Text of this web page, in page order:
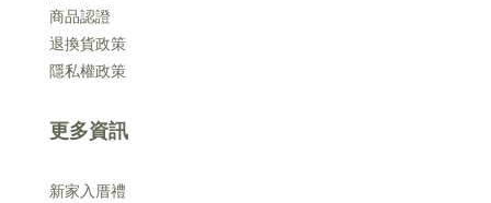
商品認證
退換貨政策
隱私權政策
更多資訊
新家入厝禮